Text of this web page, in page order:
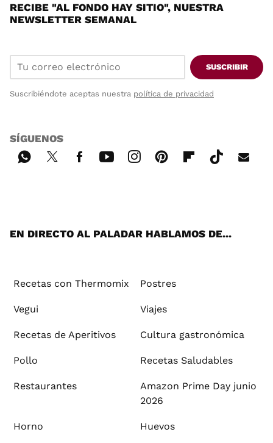
RECIBE "AL FONDO HAY SITIO", NUESTRA
NEWSLETTER SEMANAL
SUSCRIBIR
Suscribiéndote aceptas nuestra política de privacidad
SÍGUENOS
EN DIRECTO AL PALADAR HABLAMOS DE...
Recetas con Thermomix Postres
Vegui Viajes
Recetas de Aperitivos Cultura gastronómica
Pollo Recetas Saludables
Restaurantes
Amazon Prime Day junio
2026
Horno Huevos